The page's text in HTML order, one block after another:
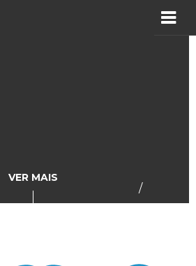
Assistência
/
VER MAIS